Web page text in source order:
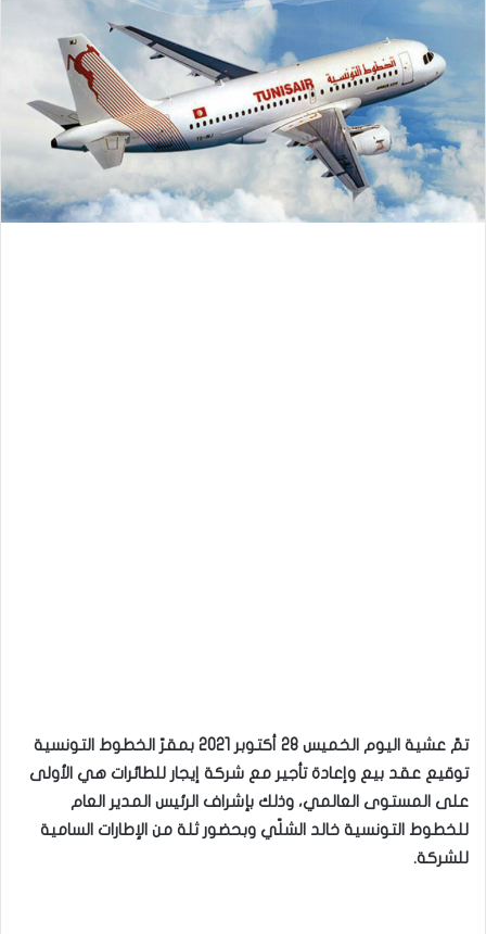
تمّ عشية اليوم الخميس 28 أكتوبر 2021 بمقرّ الخطوط التونسية
توقيع عقد بيع وإعادة تأجير مع شركة إيجار للطائرات هي الأولى
على المستوى العالمي، وذلك بإشراف الرئيس المدير العام
للخطوط التونسية خالد الشلّي وبحضور ثلة من الإطارات السامية
للشركة.